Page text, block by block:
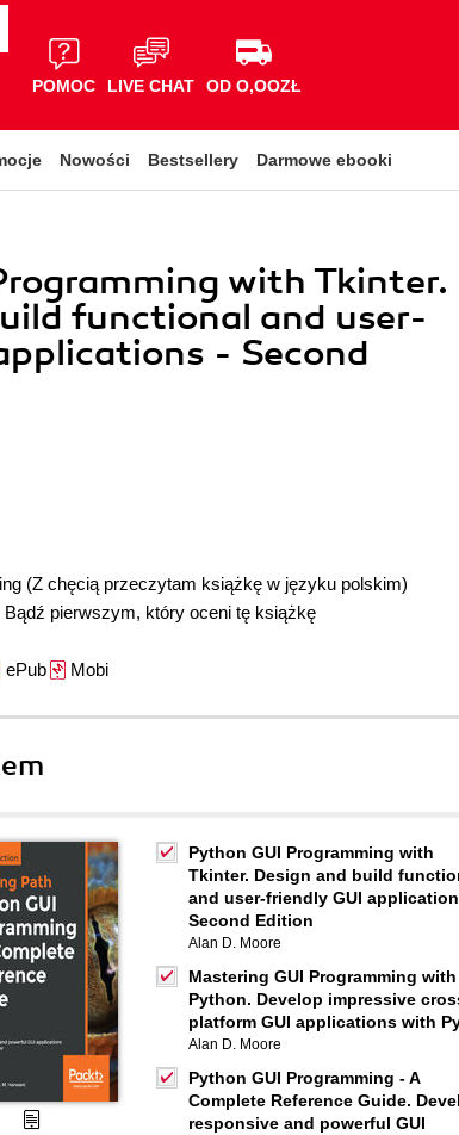
POMOC LIVE CHAT OD O,OOZŁ
Nowości Bestsellery Darmowe ebooki
with Tkinter.
functional and user-
- Second
(Z chęcią przeczytam książkę w języku polskim)
Bądź pierwszym, który oceni tę książkę
Mobi
Python GUI Programming with
Tkinter. Design and build
and user-friendly GUI
Second Edition
Alan D. Moore
Mastering GUI Programming with
Python. Develop impressive
platform GUI applications with
Alan D. Moore
Python GUI Programming - A
Complete Reference Guide.
responsive and powerful GUI